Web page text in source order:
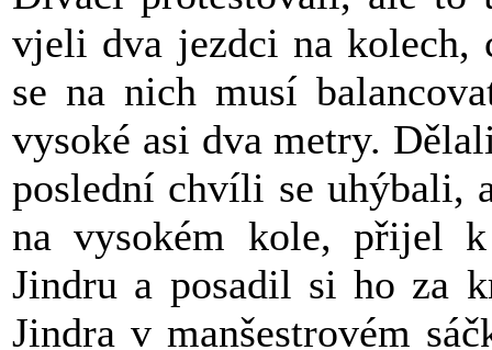
vjeli dva jezdci na kolech,
se na nich musí
vysoké asi dva metry.
poslední chvíli se uhýbali,
na vysokém kole, přijel
Jindru a posadil si ho za
Jindra v manšestrovém